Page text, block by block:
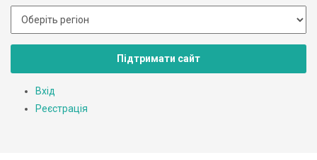
Підтримати сайт
Вхід
Реєстрація